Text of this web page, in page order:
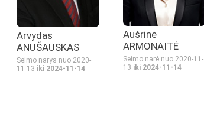
Arvydas
ANUŠAUSKAS
Seimo narys nuo 2020-
11-13 iki 2024-11-14
Aušrinė
ARMONAITĖ
Seimo narė nuo 2020-11-
13 iki 2024-11-14